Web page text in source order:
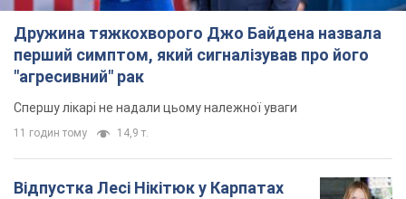
Дружина тяжкохворого Джо Байдена назвала
перший симптом, який сигналізував про його
"агресивний" рак
Спершу лікарі не надали цьому належної уваги
11 годин тому 14,9 т.
Відпустка Лесі Нікітюк у Карпатах